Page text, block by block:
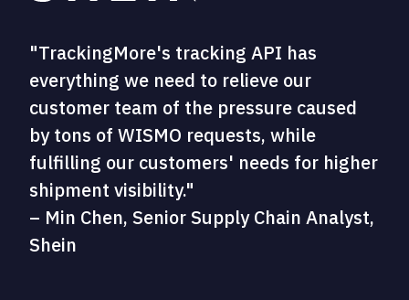
"TrackingMore's tracking API has
everything we need to relieve our
customer team of the pressure caused
by tons of WISMO requests, while
fulfilling our customers' needs for higher
shipment visibility."
– Min Chen, Senior Supply Chain Analyst,
Shein